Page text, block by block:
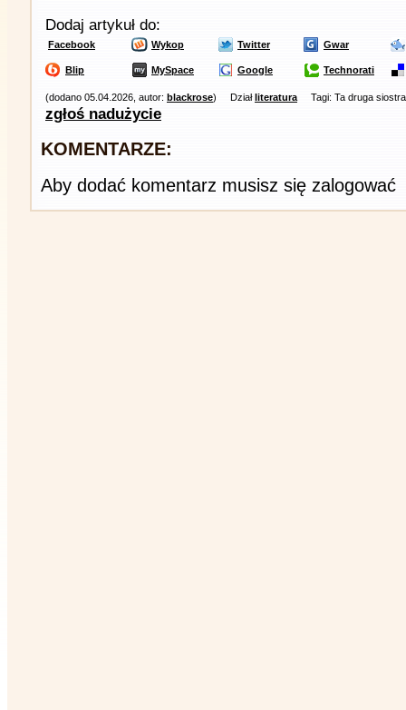
Dodaj artykuł do:
Facebook Wykop Twitter Gwar
Blip MySpace Google Technorati
(dodano 05.04.2026, autor: blackrose) Działliteratura Tagi: Ta druga
zgłoś nadużycie
KOMENTARZE:
Aby dodać komentarz musisz się zalogować